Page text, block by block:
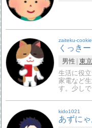
zaiteku-cookie
くっきー
男性 東
生活に役
家電など
す。少し
kido1021
あずに